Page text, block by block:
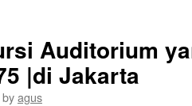
Auditorium
|di Jakarta
byagus